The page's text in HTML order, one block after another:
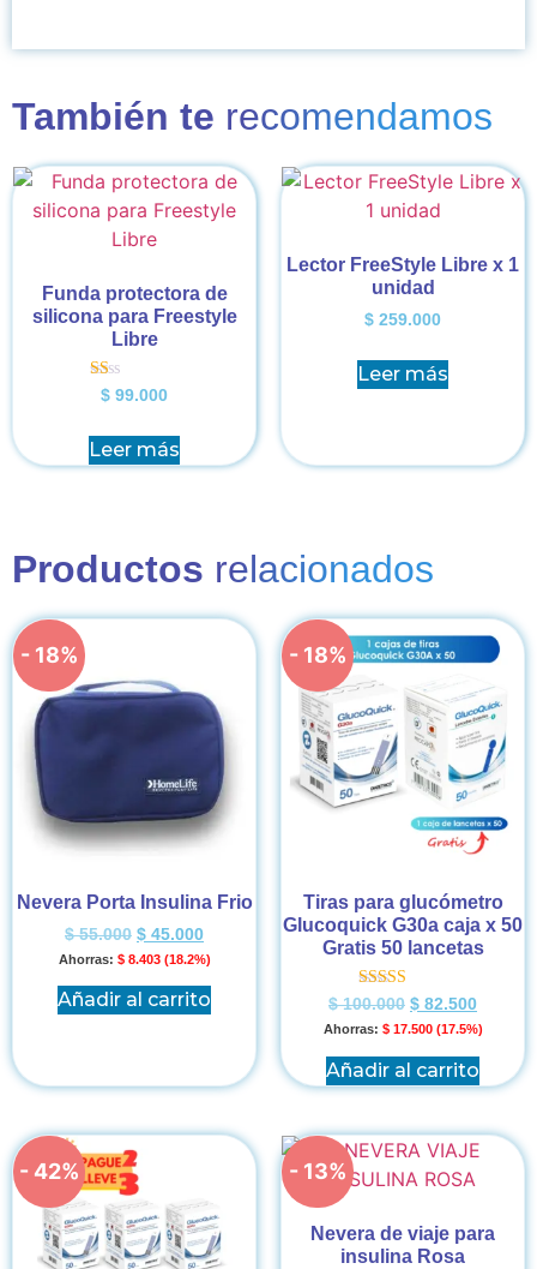
También te recomendamos
Funda protectora de
silicona para Freestyle
Libre
Valorado
en
de
5
$ 99.000
Leer más
Lector FreeStyle Libre x 1
unidad
$ 259.000
Leer más
Productos relacionados
- 18%
Nevera Porta Insulina Frio
$55.000 $ 45.000
Ahorras: $8.403 (18.2%)
Añadir al carrito
- 18%
Tiras para glucómetro
Glucoquick G30a caja x 50
Gratis 50 lancetas
Valorado en
5.00
de 5
$100.000 $ 82.500
Ahorras: $17.500 (17.5%)
Añadir al carrito
- 42% - 13%
Nevera de viaje para
insulina Rosa